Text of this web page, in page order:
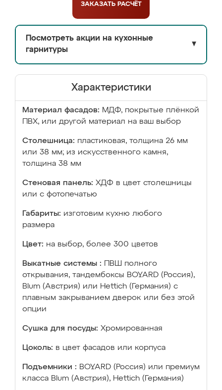
ЗАКАЗАТЬ РАСЧЁТ
Посмотреть акции на кухонные
гарнитуры
▼
Характеристики
Материал фасадов: МДФ, покрытые плёнкой
ПВХ, или другой материал на ваш выбор
Столешница: пластиковая, толщина 26 мм
или 38 мм; из искусственного камня,
толщина 38 мм
Стеновая панель: ХДФ в цвет столешницы
или с фотопечатью
Габариты: изготовим кухню любого
размера
Цвет: на выбор, более 300 цветов
Выкатные системы :
ПВШ полного
открывания, тандембоксы BOYARD (Россия),
Blum (Австрия) или Hettich (Германия) с
плавным закрыванием дверок или без этой
опции
Сушка для посуды: Хромированная
Цоколь: в цвет фасадов или корпуса
Подъемники : BOYARD (Россия) или премиум
класса Blum (Австрия), Hettich (Германия)